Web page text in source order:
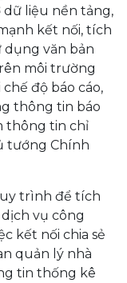
dữ liệu nền tảng,
kết nối, tích
dụng văn bản
môi trường
độ báo cáo,
thông tin báo
thông tin chỉ
tướng Chính
trình để tích
vụ công
kết nối chia sẻ
quản lý nhà
tin thống kê